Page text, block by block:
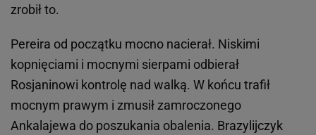
zrobił to.
Pereira od początku mocno nacierał. Niskimi
kopnięciami i mocnymi sierpami odbierał
Rosjaninowi kontrolę nad walką. W końcu trafił
mocnym prawym i zmusił zamroczonego
Ankalajewa do poszukania obalenia. Brazylijczyk